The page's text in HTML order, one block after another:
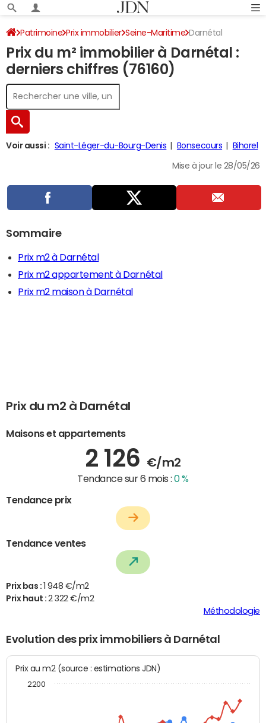
Patrimoine Prix immobilier Seine-Maritime Darnétal
Prix du m² immobilier à Darnétal :
derniers chiffres (76160)
Voir aussi : Saint-Léger-du-Bourg-Denis Bonsecours Bihorel
Mise à jour le 28/05/26
Sommaire
Prix m2 à Darnétal
Prix m2 appartement à Darnétal
Prix m2 maison à Darnétal
Prix du m2 à Darnétal
Maisons et appartements
2 126 €/m2
Tendance sur 6 mois :0 %
Tendance prix
Tendance ventes
Prix bas :
1 948 €/m2
Prix haut :2 322 €/m2
Méthodologie
Evolution des prix immobiliers à Darnétal
Prix au m2 (source : estimations JDN)
2200